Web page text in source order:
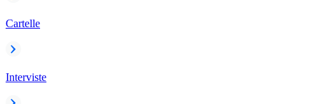
Cartelle
Interviste